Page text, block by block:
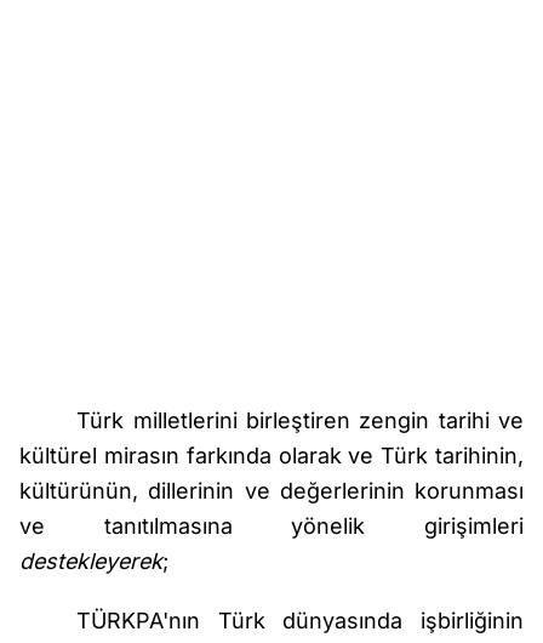
Türk milletlerini birleştiren zengin tarihi ve
kültürel mirasın farkında olarak ve Türk tarihinin,
kültürünün, dillerinin ve değerlerinin korunması
ve tanıtılmasına yönelik girişimleri
destekleyerek;
TÜRKPA'nın Türk dünyasında işbirliğinin